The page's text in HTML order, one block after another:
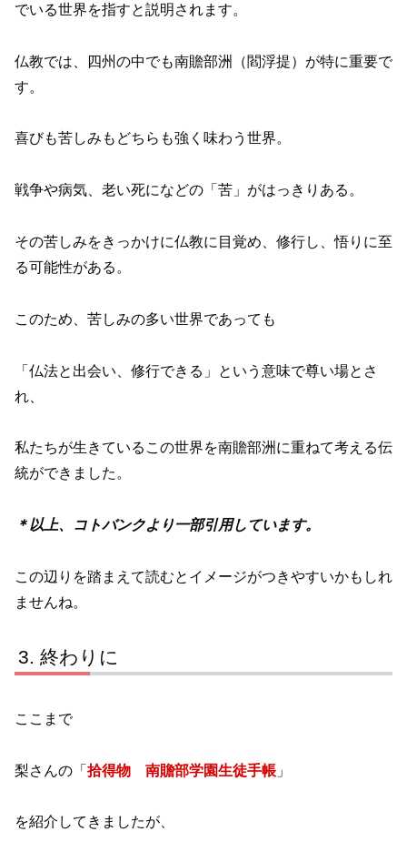
でいる世界を指すと説明されます。
仏教では、四州の中でも南贍部洲（閻浮提）が特に重要で
す。
喜びも苦しみもどちらも強く味わう世界。
戦争や病気、老い死になどの「苦」がはっきりある。
その苦しみをきっかけに仏教に目覚め、修行し、悟りに至
る可能性がある。
このため、苦しみの多い世界であっても
「仏法と出会い、修行できる」という意味で尊い場とさ
れ、
私たちが生きているこの世界を南贍部洲に重ねて考える伝
統ができました。
＊以上、コトバンクより一部引用しています。
この辺りを踏まえて読むとイメージがつきやすいかもしれ
ませんね。
終わりに
ここまで
梨さんの「 拾得物 南贍部学園生徒手帳 」
を紹介してきましたが、